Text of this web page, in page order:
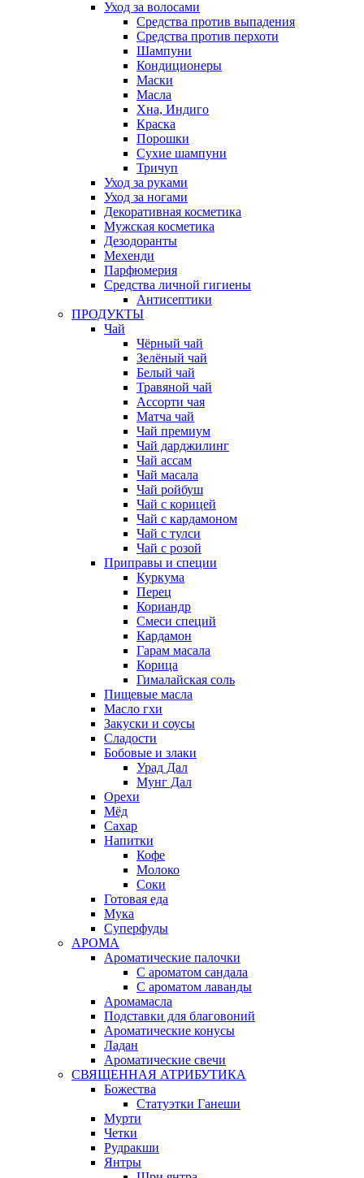
Уход за волосами
Средства против выпадения
Средства против перхоти
Шампуни
Кондиционеры
Маски
Масла
Хна, Индиго
Краска
Порошки
Сухие шампуни
Тричуп
Уход за руками
Уход за ногами
Декоративная косметика
Мужская косметика
Дезодоранты
Мехенди
Парфюмерия
Средства личной гигиены
Антисептики
ПРОДУКТЫ
Чай
Чёрный чай
Зелёный чай
Белый чай
Травяной чай
Ассорти чая
Матча чай
Чай премиум
Чай дарджилинг
Чай ассам
Чай масала
Чай ройбуш
Чай с корицей
Чай с кардамоном
Чай с тулси
Чай с розой
Приправы и специи
Куркума
Перец
Кориандр
Смеси специй
Кардамон
Гарам масала
Корица
Гималайская соль
Пищевые масла
Масло гхи
Закуски и соусы
Сладости
Бобовые и злаки
Урад Дал
Мунг Дал
Орехи
Мёд
Сахар
Напитки
Кофе
Молоко
Соки
Готовая еда
Мука
Суперфуды
АРОМА
Ароматические палочки
С ароматом сандала
С ароматом лаванды
Аромамасла
Подставки для благовоний
Ароматические конусы
Ладан
Ароматические свечи
СВЯЩЕННАЯ АТРИБУТИКА
Божества
Статуэтки Ганеши
Мурти
Четки
Рудракши
Янтры